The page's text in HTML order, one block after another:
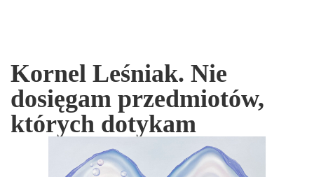
Kornel Leśniak. Nie
dosięgam przedmiotów,
których dotykam